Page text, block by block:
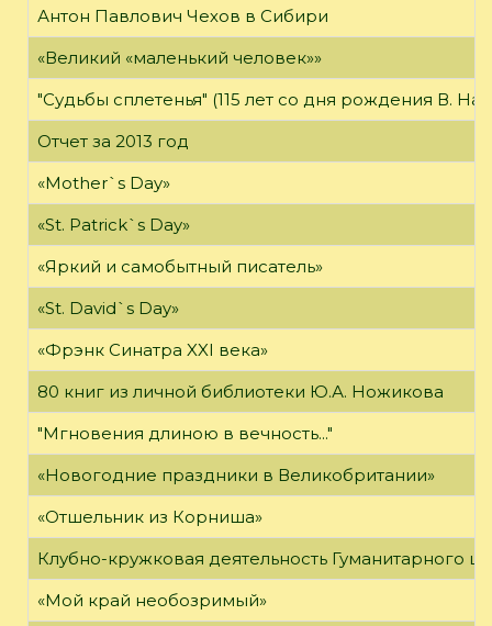
Антон Павлович Чехов в Сибири
«Великий «маленький человек»»
"Судьбы сплетенья" (115 лет со дня рождения В.
Отчет за 2013 год
«Mother`s Day»
«St. Patrick`s Day»
«Яркий и самобытный писатель»
«St. David`s Day»
«Фрэнк Синатра XXI века»
80 книг из личной библиотеки Ю.А. Ножикова
"Мгновения длиною в вечность..."
«Новогодние праздники в Великобритании»
«Отшельник из Корниша»
Клубно-кружковая деятельность Гуманитарного
«Мой край необозримый»